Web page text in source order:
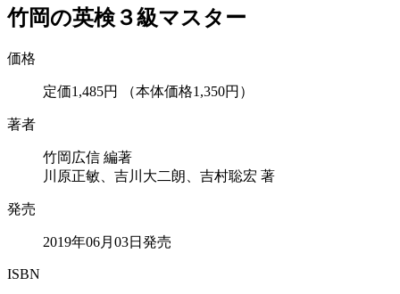
竹岡の英検３級マスター
価格
定価1,485円 （本体価格1,350円）
著者
竹岡広信 編著
川原正敏、吉川大二朗、吉村聡宏 著
発売
2019年06月03日発売
ISBN